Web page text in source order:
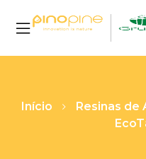
Início
Resinas de